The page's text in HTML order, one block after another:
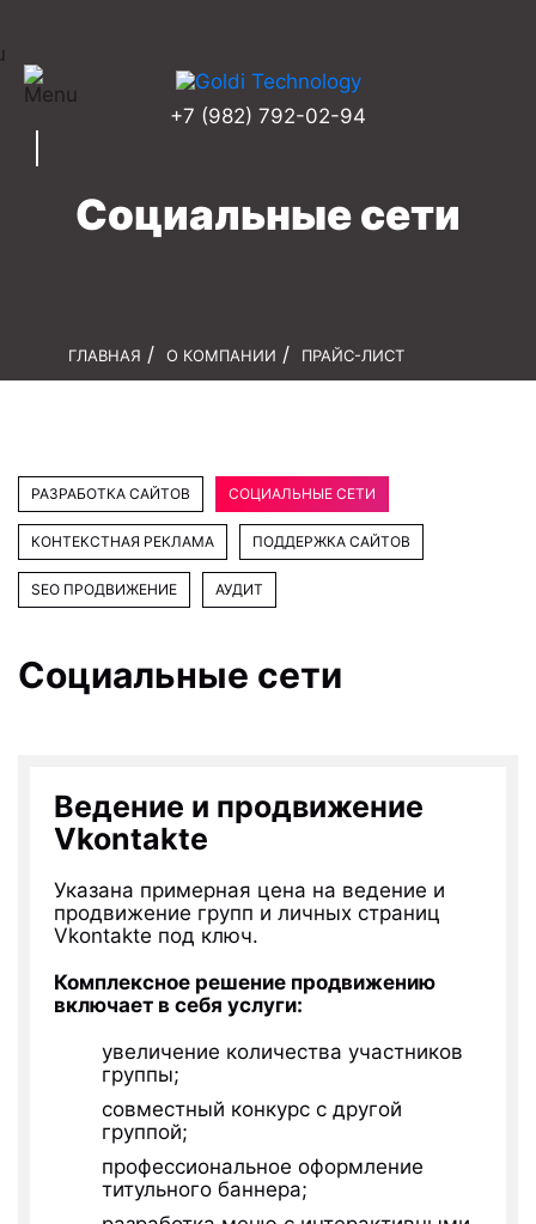
+7 (982) 792-02-94
Социальные сети
ГЛАВНАЯ О КОМПАНИИ ПРАЙС-ЛИСТ
РАЗРАБОТКА САЙТОВ СОЦИАЛЬНЫЕ СЕТИ
КОНТЕКСТНАЯ РЕКЛАМА ПОДДЕРЖКА САЙТОВ
SEO ПРОДВИЖЕНИЕ АУДИТ
Социальные сети
Ведение и продвижение
Vkontakte
Указана примерная цена на ведение и
продвижение групп и личных страниц
Vkontakte под ключ.
Комплексное решение продвижению
включает в себя услуги:
увеличение количества участников
группы;
совместный конкурс с другой
группой;
профессиональное оформление
титульного баннера;